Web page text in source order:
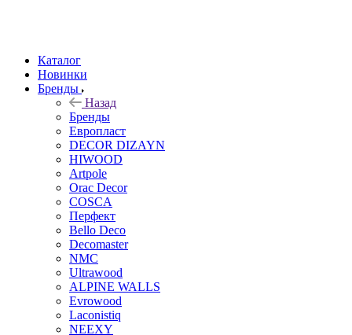
Каталог
Новинки
Бренды
Назад
Бренды
Европласт
DECOR DIZAYN
HIWOOD
Artpole
Orac Decor
COSCA
Перфект
Bello Deco
Decomaster
NMС
Ultrawood
ALPINE WALLS
Evrowood
Laconistiq
NEEXY